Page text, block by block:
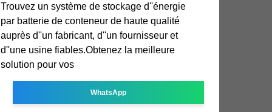
Trouvez un système de stockage d''énergie
par batterie de conteneur de haute qualité
auprès d''un fabricant, d''un fournisseur et
d''une usine fiables.Obtenez la meilleure
solution pour vos
WhatsApp